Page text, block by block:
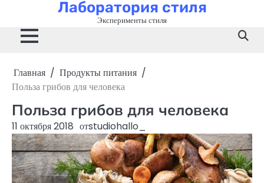
содержимому
Лаборатория стиля
Эксперименты стиля
Главная
Продукты питания
Польза грибов для человека
Польза грибов для человека
11 октября 2018 отstudiohallo_